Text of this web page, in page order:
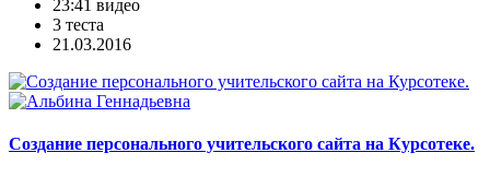
23:41 видео
3 теста
21.03.2016
Создание персонального учительского сайта на Курсотеке.